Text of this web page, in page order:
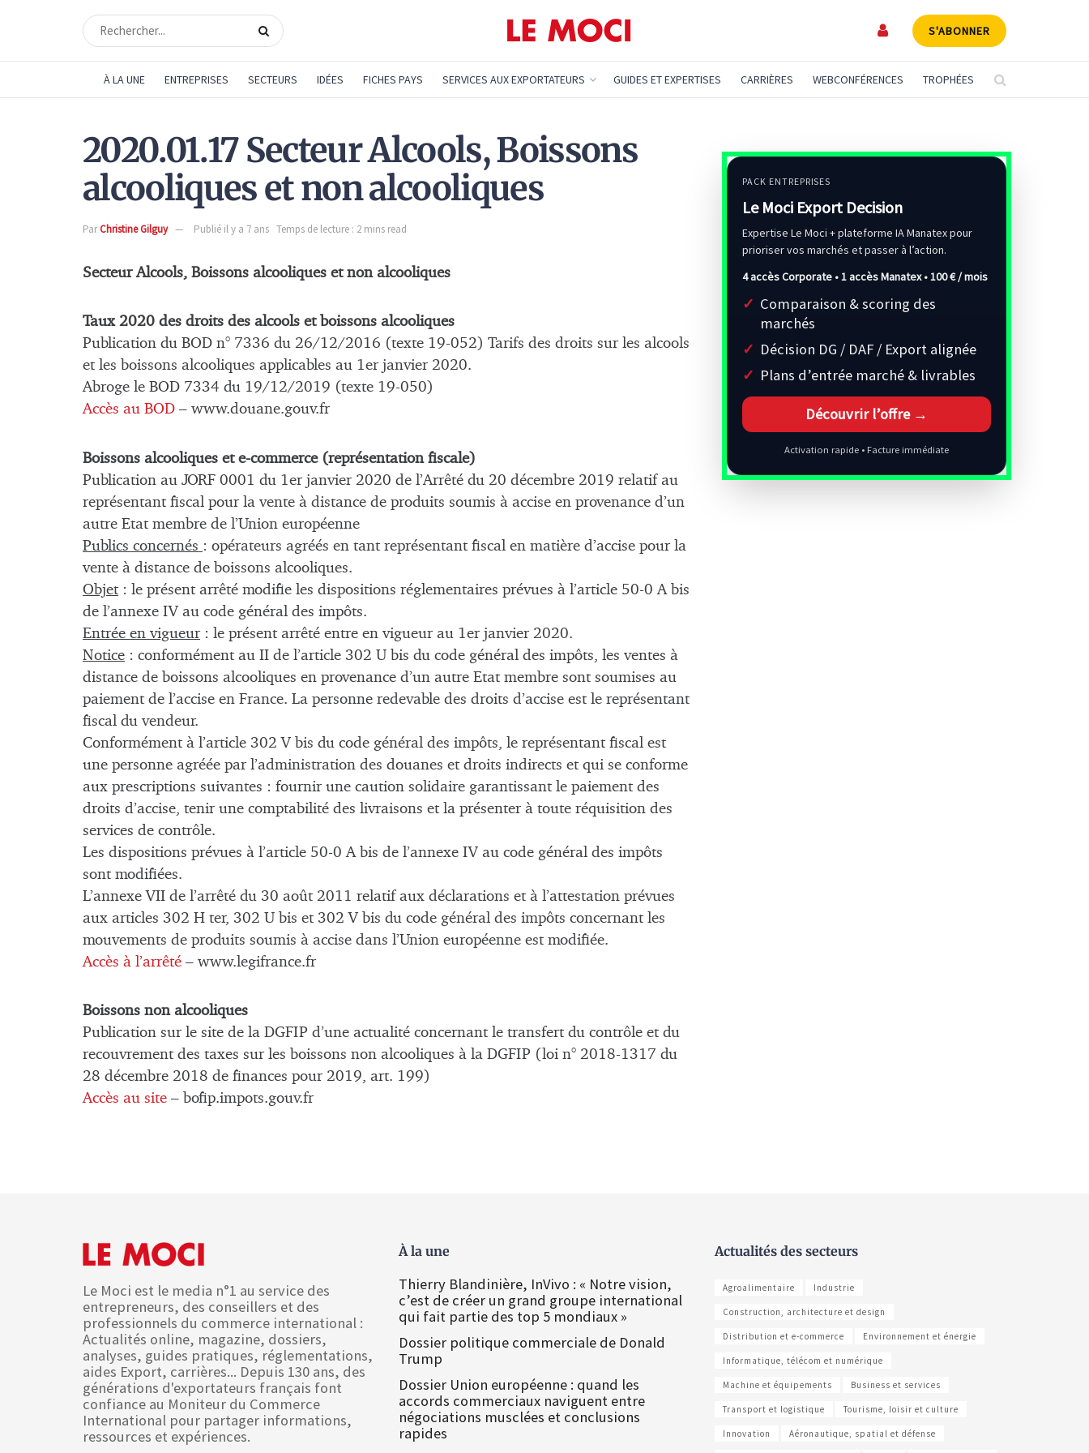
S'ABONNER
À LA UNE ENTREPRISES SECTEURS IDÉES FICHES PAYS SERVICES AUX EXPORTATEURS GUIDES ET EXPERTISES CARRIÈRES WEBCONFÉRENCES TROPHÉES
2020.01.17 Secteur Alcools, Boissons
alcooliques et non alcooliques
ParChristine Gilguy Publié il y a 7 ans Temps de lecture : 2 mins read
Secteur Alcools, Boissons alcooliques et non alcooliques
Taux 2020 des droits des alcools et boissons alcooliques
Publication du BOD n° 7336 du 26/12/2016 (texte 19-052) Tarifs des droits sur les alcools
et les boissons alcooliques applicables au 1er janvier 2020.
Abroge le BOD 7334 du 19/12/2019 (texte 19-050)
Accès au BOD – www.douane.gouv.fr
Boissons alcooliques et e-commerce (représentation fiscale)
Publication au JORF 0001 du 1er janvier 2020 de l’Arrêté du 20 décembre 2019 relatif au
représentant fiscal pour la vente à distance de produits soumis à accise en provenance d’un
autre Etat membre de l’Union européenne
Publics concernés : opérateurs agréés en tant représentant fiscal en matière d’accise pour la
vente à distance de boissons alcooliques.
Objet: le présent arrêté modifie les dispositions réglementaires prévues à l’article 50-0 A bis
de l’annexe IV au code général des impôts.
Entrée en vigueur: le présent arrêté entre en vigueur au 1er janvier 2020.
Notice : conformément au II de l’article 302 U bis du code général des impôts, les ventes à
distance de boissons alcooliques en provenance d’un autre Etat membre sont soumises au
paiement de l’accise en France. La personne redevable des droits d’accise est le représentant
fiscal du vendeur.
Conformément à l’article 302 V bis du code général des impôts, le représentant fiscal est
une personne agréée par l’administration des douanes et droits indirects et qui se conforme
aux prescriptions suivantes : fournir une caution solidaire garantissant le paiement des
droits d’accise, tenir une comptabilité des livraisons et la présenter à toute réquisition des
services de contrôle.
Les dispositions prévues à l’article 50-0 A bis de l’annexe IV au code général des impôts
sont modifiées.
L’annexe VII de l’arrêté du 30 août 2011 relatif aux déclarations et à l’attestation prévues
aux articles 302 H ter, 302 U bis et 302 V bis du code général des impôts concernant les
mouvements de produits soumis à accise dans l’Union européenne est modifiée.
Accès à l’arrêté – www.legifrance.fr
Boissons non alcooliques
Publication sur le site de la DGFIP d’une actualité concernant le transfert du contrôle et du
recouvrement des taxes sur les boissons non alcooliques à la DGFIP (loi n° 2018-1317 du
28 décembre 2018 de finances pour 2019, art. 199)
Accès au site – bofip.impots.gouv.fr
PACK ENTREPRISES
Le Moci Export Decision
Expertise Le Moci + plateforme IA Manatex pour
prioriser vos marchés et passer à l’action.
4 accès Corporate • 1 accès Manatex •100 € / mois
Comparaison & scoring des
marchés
Décision DG / DAF / Export alignée
Plans d’entrée marché & livrables
Découvrir l’offre →
Activation rapide • Facture immédiate
Le Moci est le media n°1 au service des
entrepreneurs, des conseillers et des
professionnels du commerce international :
Actualités online, magazine, dossiers,
analyses, guides pratiques, réglementations,
aides Export, carrières... Depuis 130 ans, des
générations d'exportateurs français font
confiance au Moniteur du Commerce
International pour partager informations,
ressources et expériences.
À la une
Thierry Blandinière, InVivo : « Notre vision,
c’est de créer un grand groupe international
qui fait partie des top 5 mondiaux »
Dossier politique commerciale de Donald
Trump
Dossier Union européenne : quand les
accords commerciaux naviguent entre
négociations musclées et conclusions
rapides
Actualités des secteurs
Agroalimentaire Industrie
Construction, architecture et design
Distribution et e-commerce Environnement et énergie
Informatique, télécom et numérique
Machine et équipements Business et services
Transport et logistique Tourisme, loisir et culture
Innovation Aéronautique, spatial et défense